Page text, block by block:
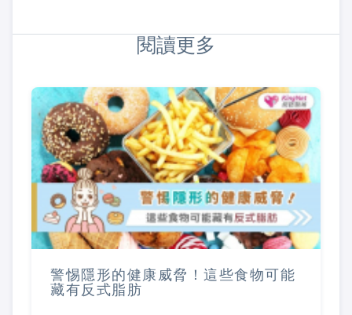
閱讀更多
警惕隱形的健康威脅！這些食物可能
藏有反式脂肪